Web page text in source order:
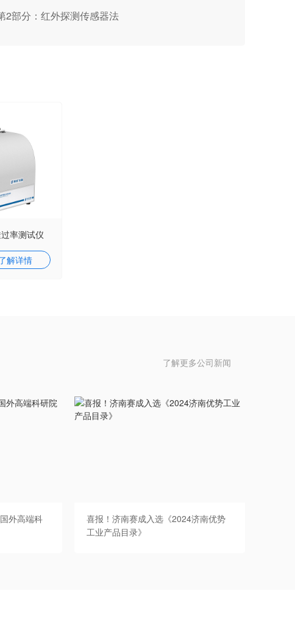
2部分：红外探测传感器法
率测试仪
解详情
了解更多公司新闻
外高端科
喜报！济南赛成入选《2024济南优势
工业产品目录》